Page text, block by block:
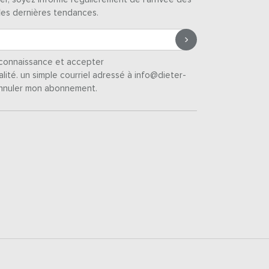
dernières tendances.
et accepter
. un simple courriel adressé à info@dieter-
mon abonnement.